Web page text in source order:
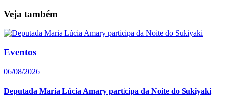
Veja também
Eventos
06/08/2026
Deputada Maria Lúcia Amary participa da Noite do Sukiyaki